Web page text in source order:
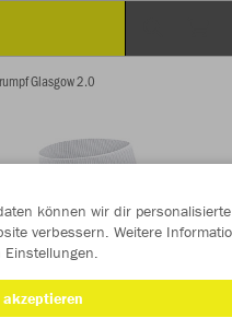
Glasgow 2.0
können wir dir personalisierte
verbessern. Weitere